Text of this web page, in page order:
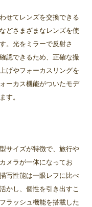
せてレンズを交換できる
どさまざまなレンズを使
。光をミラーで反射さ
認できるため、正確な撮
げやフォーカスリングを
ーカス機能がついたモデ
す。
サイズが特徴で、旅行や
メラが一体になってお
写性能は一眼レフに比べ
かし、個性を引き出すこ
ラッシュ機能を搭載した